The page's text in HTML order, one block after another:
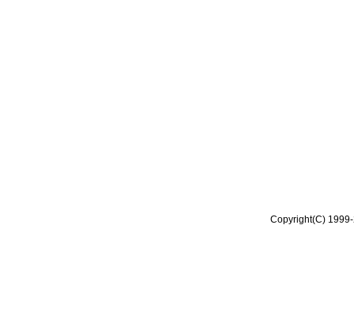
Copyright(C)